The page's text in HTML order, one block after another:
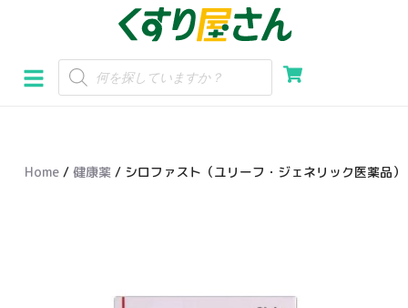
ン
テ
スHome / 健康薬 / シロファスト（ユリーフ・ジェネリック医薬品）